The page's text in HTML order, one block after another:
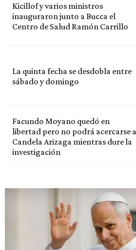
Kicillof y varios ministros
inauguraron junto a Bucca el
Centro de Salud Ramón Carrillo
La quinta fecha se desdobla entre
sábado y domingo
Facundo Moyano quedó en
libertad pero no podrá acercarse a
Candela Arizaga mientras dure la
investigación